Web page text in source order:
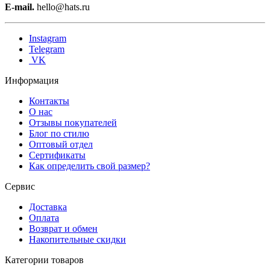
E-mail. hello@hats.ru
Instagram
Telegram
VK
Информация
Контакты
О нас
Отзывы покупателей
Блог по стилю
Оптовый отдел
Сертификаты
Как определить свой размер?
Сервис
Доставка
Оплата
Возврат и обмен
Накопительные скидки
Категории товаров